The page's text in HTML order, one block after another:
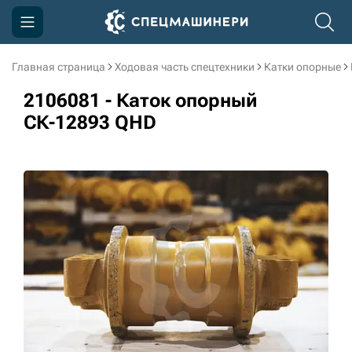
Главная страница Ходовая часть спецтехники Катки опорные
2106081 - Каток опорный
СК-12893 QHD
Компания
Акции
Информация
Контакты
3D тур по производству
3D тур по складам
sksale@skdst.ru